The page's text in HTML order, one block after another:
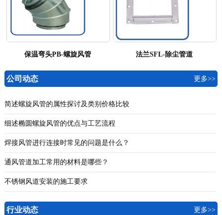
保温弯头PB-螺旋风管 法兰SFL-除尘管道
公司动态 更多>>
简述螺旋风管的属性探讨及类别价格比较
细述椭圆螺旋风管的优点与工艺流程
焊接风管进行连接时常见的问题是什么？
通风管道加工常用的材料是哪些？
不锈钢风道安装的施工要求
行业动态 更多>>